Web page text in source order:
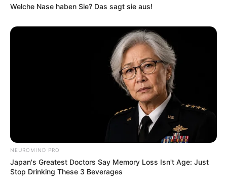
dadurch der Preis ändert.
Welche Nase haben Sie? Das sagt sie aus!
NEUROMIND PRO
Japan's Greatest Doctors Say Memory Loss Isn't Age: Just
Stop Drinking These 3 Beverages